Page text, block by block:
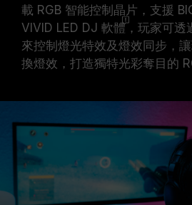
載 RGB 智能控制晶片，支援
VIVID LED DJ 軟體，玩家可透
來控制燈光特效及燈效同步，
換燈效，打造獨特光彩奪目的